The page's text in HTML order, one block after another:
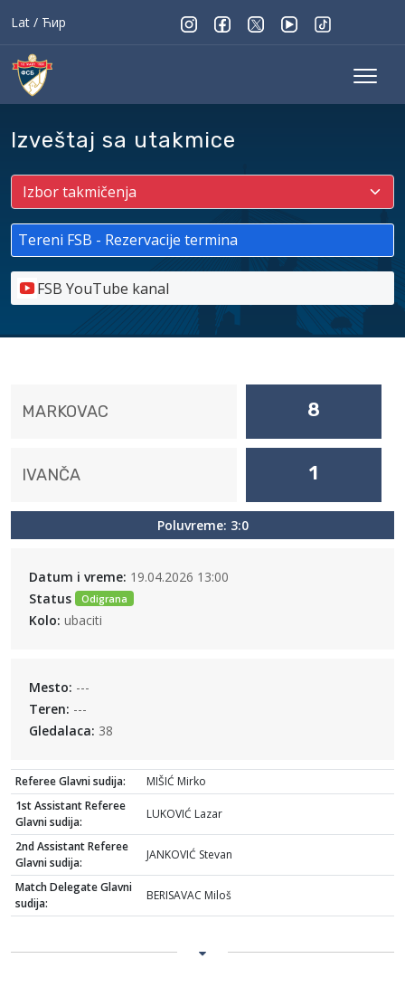
Lat / Ћир
Izveštaj sa utakmice
Tereni FSB - Rezervacije termina
FSB YouTube kanal
MARKOVAC 8
IVANČA 1
Poluvreme: 3:0
Datum i vreme: 19.04.2026 13:00
Status
Odigrana
Kolo: ubaciti
Mesto: ---
Teren: ---
Gledalaca: 38
Referee Glavni sudija:
MIŠIĆ Mirko
1st Assistant Referee
Glavni sudija:
LUKOVIĆ Lazar
2nd Assistant Referee
Glavni sudija:
JANKOVIĆ Stevan
Match Delegate Glavni
sudija:
BERISAVAC Miloš